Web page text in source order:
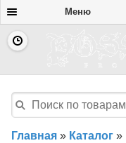
Меню
Главная » Каталог »